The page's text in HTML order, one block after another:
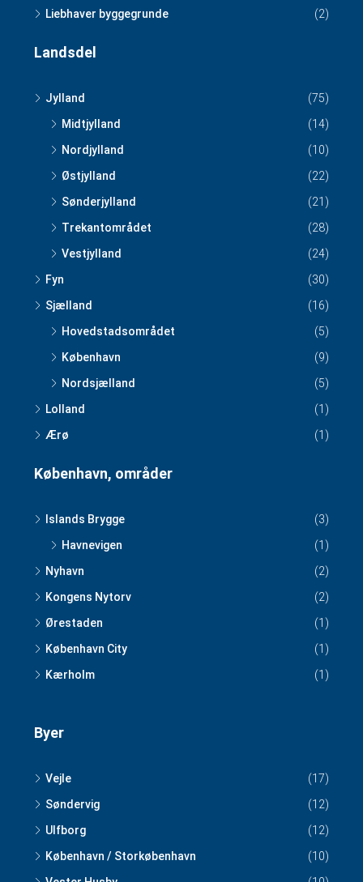
Liebhaver byggegrunde (2)
Landsdel
Jylland
(75)
Midtjylland
(14)
Nordjylland
(10)
Østjylland
(22)
Sønderjylland
(21)
Trekantområdet
(28)
Vestjylland
(24)
Fyn
(30)
Sjælland
(16)
Hovedstadsområdet
(5)
København
(9)
Nordsjælland
(5)
Lolland
(1)
Ærø
(1)
København, områder
Islands Brygge
(3)
Havnevigen
(1)
Nyhavn
(2)
Kongens Nytorv
(2)
Ørestaden
(1)
København City
(1)
Kærholm
(1)
Byer
Vejle
(17)
Søndervig
(12)
Ulfborg
(12)
København / Storkøbenhavn
(10)